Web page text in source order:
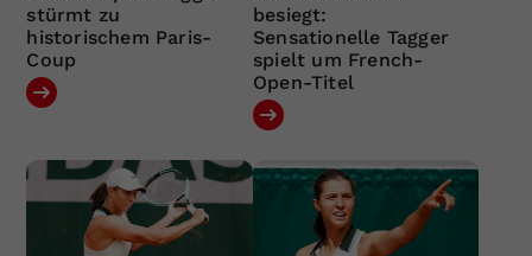
stürmt zu
historischem Paris-
Coup
besiegt:
Sensationelle Tagger
spielt um French-
Open-Titel